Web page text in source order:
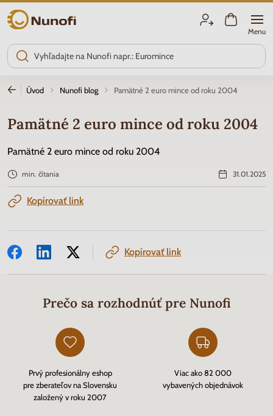
Nunofi.sk
Menu
Úvod Nunofi blog Pamätné 2 euro mince od roku 2004
Pamätné 2 euro mince od roku 2004
Pamätné 2 euro mince od roku 2004
min. čítania 31.01.2025
Kopírovať link
Kopírovať link
Prečo sa rozhodnúť pre Nunofi
Prvý profesionálny eshop
pre zberateľov na Slovensku
založený v roku 2007
Viac ako 82 000
vybavených objednávok